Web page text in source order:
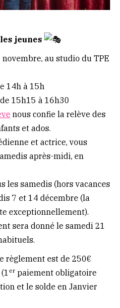
jeunes
au studio du TPE
14h à 15h
15h15 à 16h30
nous confie la relève des
et ados.
et actrice, vous
après-midi, en
les samedis (hors vacances
7 et 14 décembre (la
exceptionnellement).
sera donné le samedi 21
règlement est de 250€
er paiement obligatoire
et le solde en Janvier